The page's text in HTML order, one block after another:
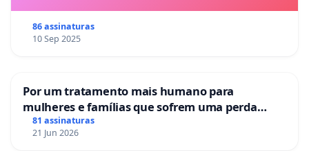
86 assinaturas
10 Sep 2025
Por um tratamento mais humano para
mulheres e famílias que sofrem uma perda
gestacional nos hospitais portugueses
81 assinaturas
21 Jun 2026